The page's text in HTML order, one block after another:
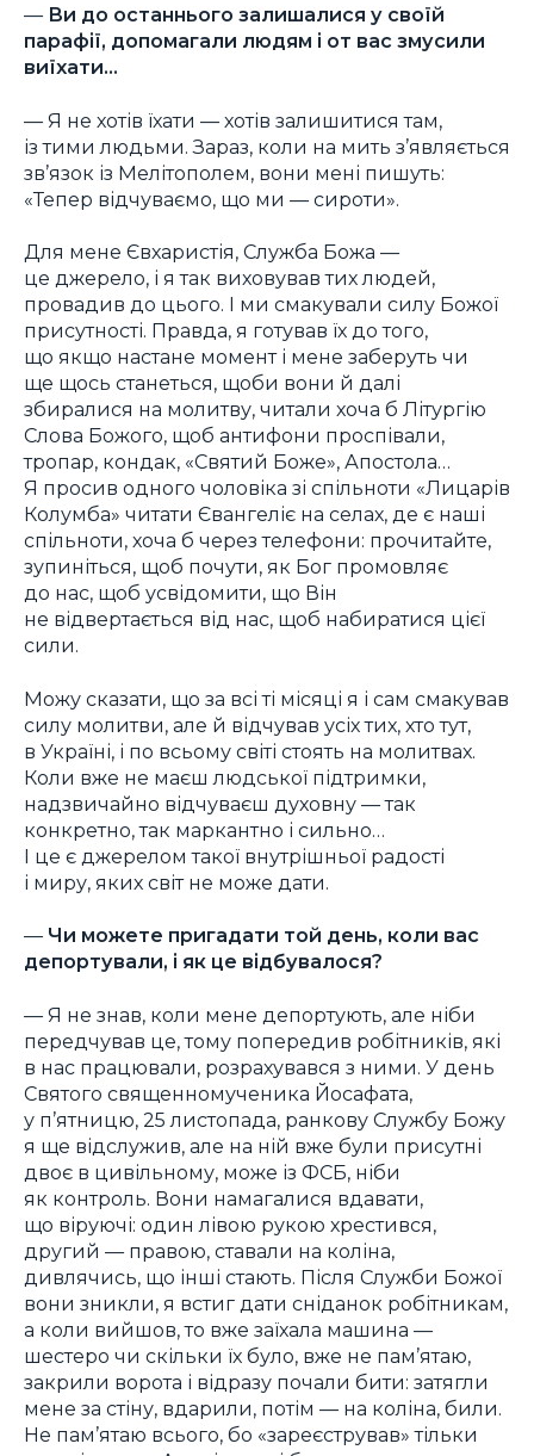
— Ви до останнього залишалися у своїй
парафії, допомагали людям і от вас змусили
виїхати…
— Я не хотів їхати — хотів залишитися там,
із тими людьми. Зараз, коли на мить з’являється
зв’язок із Мелітополем, вони мені пишуть:
«Тепер відчуваємо, що ми — сироти».
Для мене Євхаристія, Служба Божа —
це джерело, і я так виховував тих людей,
провадив до цього. І ми смакували силу Божої
присутності. Правда, я готував їх до того,
що якщо настане момент і мене заберуть чи
ще щось станеться, щоби вони й далі
збиралися на молитву, читали хоча б Літургію
Слова Божого, щоб антифони проспівали,
тропар, кондак, «Святий Боже», Апостола…
Я просив одного чоловіка зі спільноти «Лицарів
Колумба» читати Євангеліє на селах, де є наші
спільноти, хоча б через телефони: прочитайте,
зупиніться, щоб почути, як Бог промовляє
до нас, щоб усвідомити, що Він
не відвертається від нас, щоб набиратися цієї
сили.
Можу сказати, що за всі ті місяці я і сам смакував
силу молитви, але й відчував усіх тих, хто тут,
в Україні, і по всьому світі стоять на молитвах.
Коли вже не маєш людської підтримки,
надзвичайно відчуваєш духовну — так
конкретно, так маркантно і сильно…
І це є джерелом такої внутрішньої радості
і миру, яких світ не може дати.
— Чи можете пригадати той день, коли вас
депортували, і як це відбувалося?
— Я не знав, коли мене депортують, але ніби
передчував це, тому попередив робітників, які
в нас працювали, розрахувався з ними. У день
Святого священномученика Йосафата,
у п’ятницю, 25 листопада, ранкову Службу Божу
я ще відслужив, але на ній вже були присутні
двоє в цивільному, може із ФСБ, ніби
як контроль. Вони намагалися вдавати,
що віруючі: один лівою рукою хрестився,
другий — правою, ставали на коліна,
дивлячись, що інші стають. Після Служби Божої
вони зникли, я встиг дати сніданок робітникам,
а коли вийшов, то вже заїхала машина —
шестеро чи скільки їх було, вже не пам’ятаю,
закрили ворота і відразу почали бити: затягли
мене за стіну, вдарили, потім — на коліна, били.
Не пам’ятаю всього, бо «зареєстрував» тільки